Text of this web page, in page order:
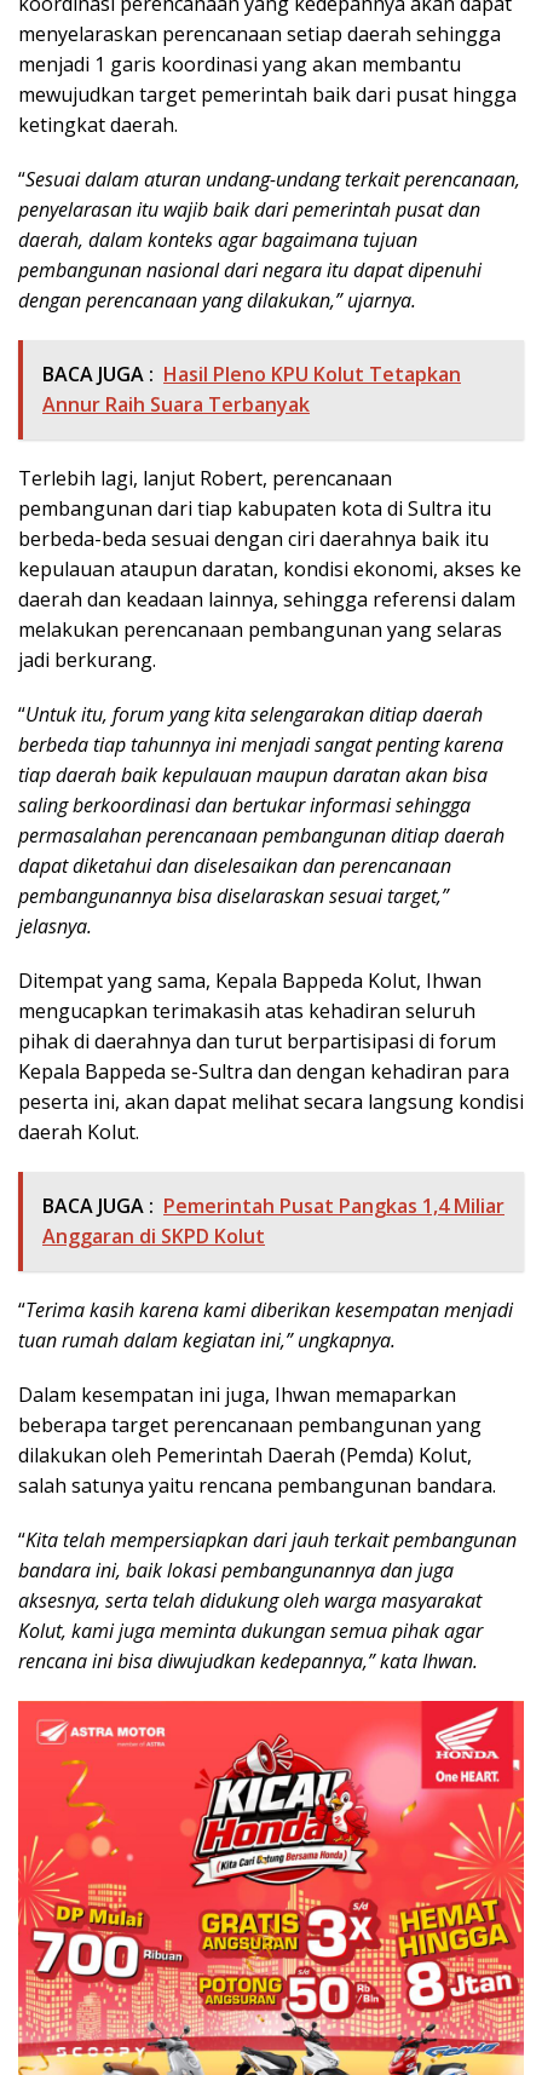
menyelaraskan perencanaan setiap daerah sehingga
menjadi 1 garis koordinasi yang akan membantu
mewujudkan target pemerintah baik dari pusat hingga
ketingkat daerah.
“Sesuai dalam aturan undang-undang terkait perencanaan,
penyelarasan itu wajib baik dari pemerintah pusat dan
daerah, dalam konteks agar bagaimana tujuan
pembangunan nasional dari negara itu dapat dipenuhi
dengan perencanaan yang dilakukan,” ujarnya.
BACA JUGA : Hasil Pleno KPU Kolut Tetapkan
Annur Raih Suara Terbanyak
Terlebih lagi, lanjut Robert, perencanaan
pembangunan dari tiap kabupaten kota di Sultra itu
berbeda-beda sesuai dengan ciri daerahnya baik itu
kepulauan ataupun daratan, kondisi ekonomi, akses ke
daerah dan keadaan lainnya, sehingga referensi dalam
melakukan perencanaan pembangunan yang selaras
jadi berkurang.
“Untuk itu, forum yang kita selengarakan ditiap daerah
berbeda tiap tahunnya ini menjadi sangat penting karena
tiap daerah baik kepulauan maupun daratan akan bisa
saling berkoordinasi dan bertukar informasi sehingga
permasalahan perencanaan pembangunan ditiap daerah
dapat diketahui dan diselesaikan dan perencanaan
pembangunannya bisa diselaraskan sesuai target,”
jelasnya.
Ditempat yang sama, Kepala Bappeda Kolut, Ihwan
mengucapkan terimakasih atas kehadiran seluruh
pihak di daerahnya dan turut berpartisipasi di forum
Kepala Bappeda se-Sultra dan dengan kehadiran para
peserta ini, akan dapat melihat secara langsung kondisi
daerah Kolut.
BACA JUGA : Pemerintah Pusat Pangkas 1,4 Miliar
Anggaran di SKPD Kolut
“Terima kasih karena kami diberikan kesempatan menjadi
tuan rumah dalam kegiatan ini,” ungkapnya.
Dalam kesempatan ini juga, Ihwan memaparkan
beberapa target perencanaan pembangunan yang
dilakukan oleh Pemerintah Daerah (Pemda) Kolut,
salah satunya yaitu rencana pembangunan bandara.
“Kita telah mempersiapkan dari jauh terkait pembangunan
bandara ini, baik lokasi pembangunannya dan juga
aksesnya, serta telah didukung oleh warga masyarakat
Kolut, kami juga meminta dukungan semua pihak agar
rencana ini bisa diwujudkan kedepannya,” kata Ihwan.